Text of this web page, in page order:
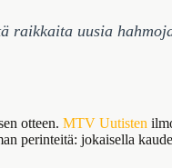
raikkaita uusia
otteen. MTV Uutisten
perinteitä: jokaisella